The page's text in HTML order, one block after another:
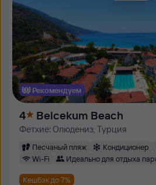
Рекомендуем
4 Belcekum Beach
Фетхие: Олюдениз, Турция
Песчаный пляж Кондиционер
Wi-Fi
Идеально для отдыха
Кешбэк до 7%